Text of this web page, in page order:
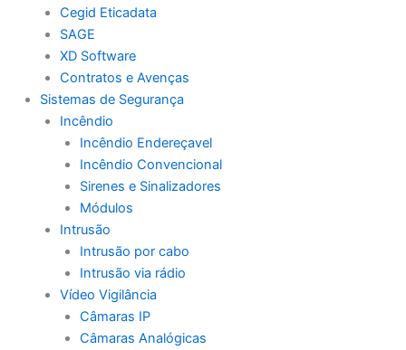
Cegid Eticadata
SAGE
XD Software
Contratos e Avenças
Sistemas de Segurança
Incêndio
Incêndio Endereçavel
Incêndio Convencional
Sirenes e Sinalizadores
Módulos
Intrusão
Intrusão por cabo
Intrusão via rádio
Vídeo Vigilância
Câmaras IP
Câmaras Analógicas